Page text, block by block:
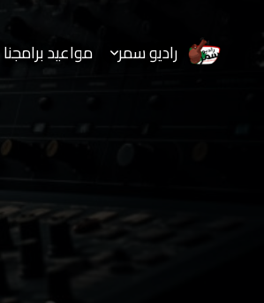
راديو سمر مواعيد برامجنا